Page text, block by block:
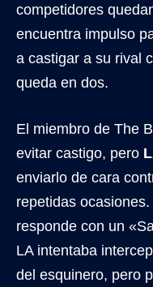
competidores
encuentra impulso
a castigar a su rival
queda en dos.
El miembro de The
evitar castigo, pero
enviarlo de cara
repetidas
responde con un
LA intentaba
del esquinero, pero